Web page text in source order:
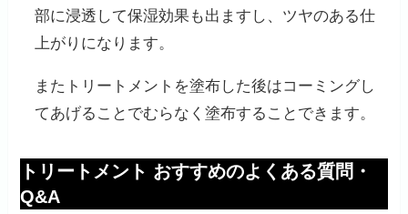
部に浸透して保湿効果も出ますし、ツヤのある仕
上がりになります。
またトリートメントを塗布した後はコーミングし
てあげることでむらなく塗布することできます。
トリートメント おすすめのよくある質問・
Q&A